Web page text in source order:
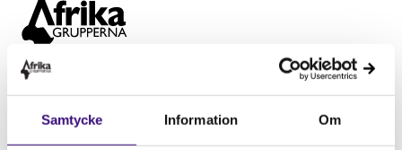
Samtycke Information Om
Hitta snabbt
STÖD OSS